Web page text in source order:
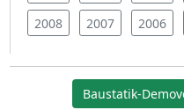
2008
2007 2006
Baustatik-